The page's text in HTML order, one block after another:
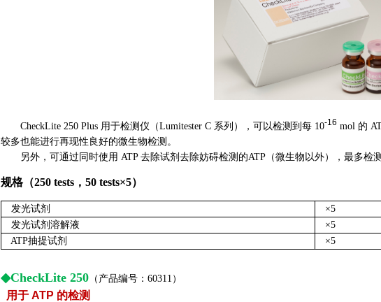
CheckLite 250 Plus 用于检测仪（Lumitester C 系列），可以检测到每 10-16 mol 的
较多也能进行再现性良好的微生物检测。
另外，可通过同时使用 ATP 去除试剂去除妨碍检测的ATP（微生物以外），最多检
规格（250 tests，50 tests×5）
发光试剂
×5
发光试剂溶解液
×5
ATP抽提试剂
×5
◆CheckLite 250 （产品编号：60311）
用于 ATP 的检测